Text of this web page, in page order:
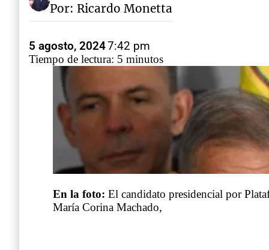
Por: Ricardo Monetta
5 agosto, 20247:42 pm
Tiempo de lectura: 5 minutos
En la foto: El candidato presidencial por
María Corina Machado,